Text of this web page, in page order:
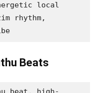
local
rhythm,
Beats